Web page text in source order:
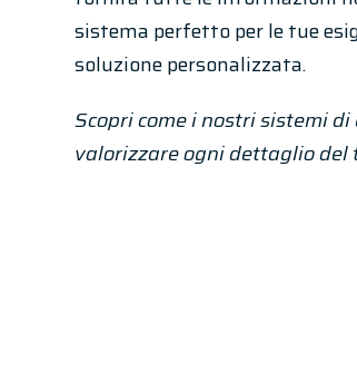
sistema perfetto per le tue
soluzione personalizzata.
Scopri come i nostri sistemi
valorizzare ogni dettaglio del